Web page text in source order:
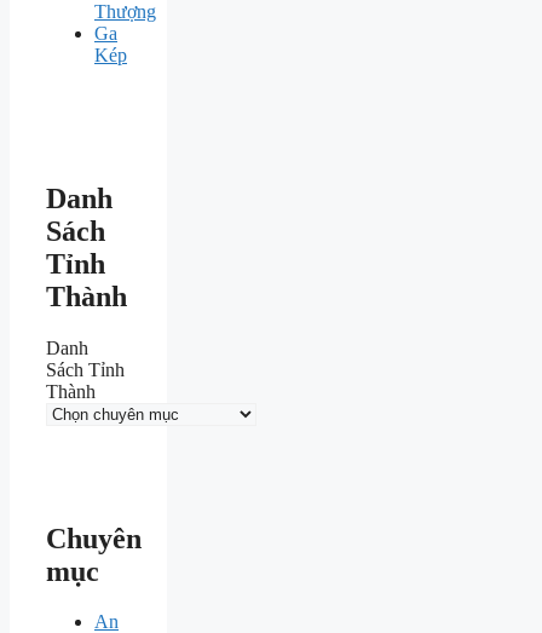
Thượng
Ga
Kép
Danh
Sách
Tỉnh
Thành
Danh
Sách Tỉnh
Thành
Chuyên
mục
An